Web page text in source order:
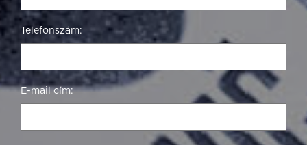
Telefonszám:
E-mail cím: